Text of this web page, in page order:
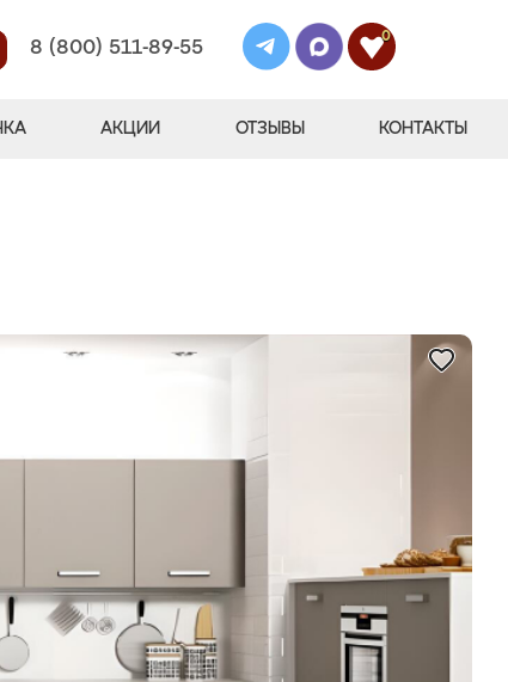
8 (800) 511-89-55
0
АКЦИИ ОТЗЫВЫ КОНТАКТЫ